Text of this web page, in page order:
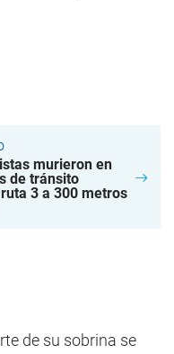
murieron en
de tránsito
3 a 300 metros
de su sobrina se